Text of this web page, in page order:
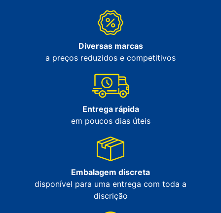
Diversas marcas
a preços reduzidos e competitivos
Entrega rápida
em poucos dias úteis
Embalagem discreta
disponível para uma entrega com toda a
discrição